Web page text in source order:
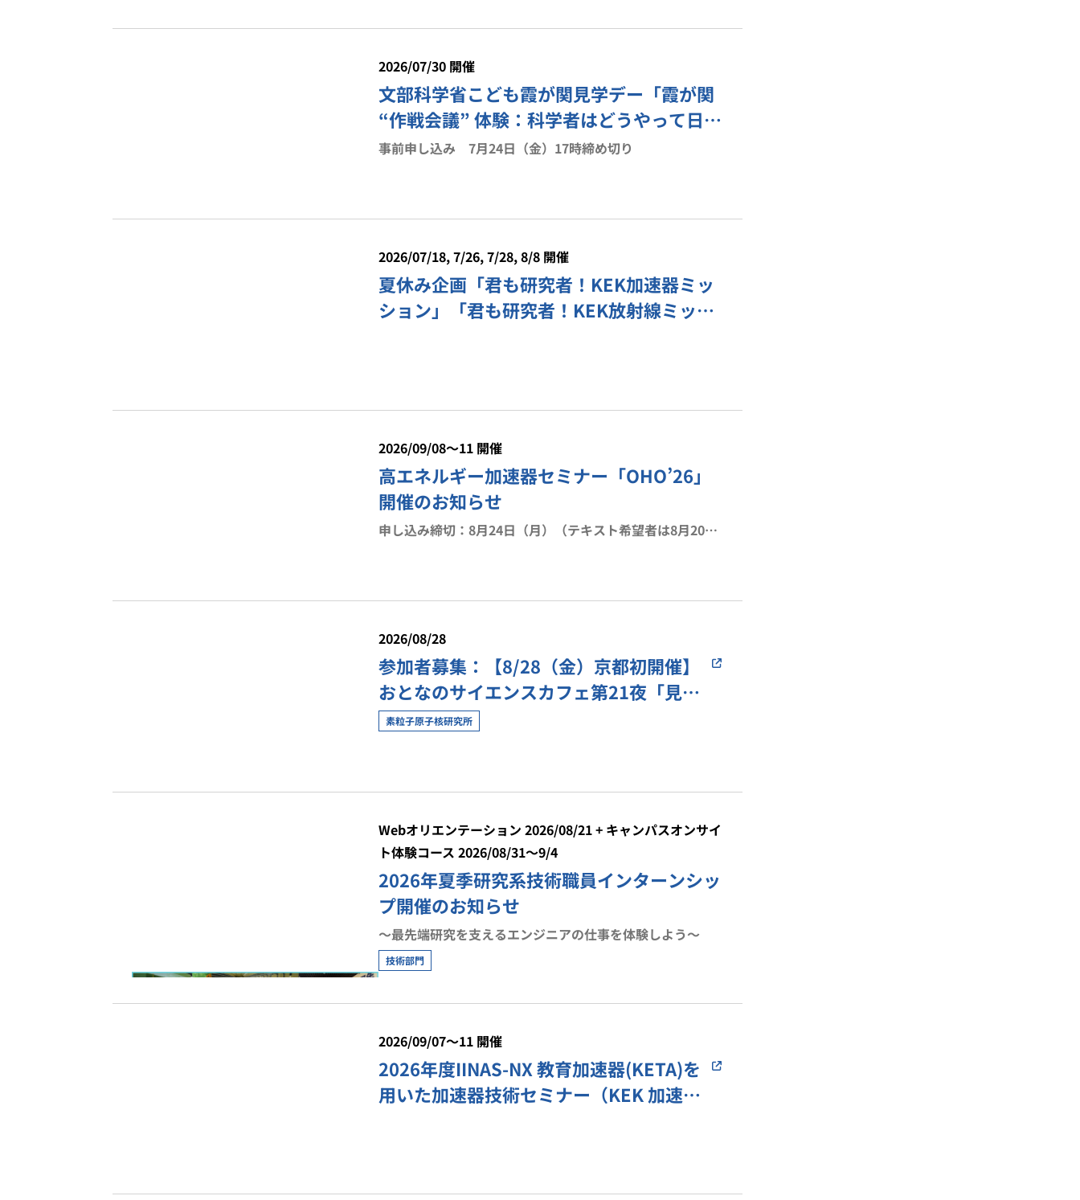
2026/07/30 開催
文部科学省こども霞が関見学デー「霞が関
“作戦会議” 体験：科学者はどうやって日本
を救う？」
事前申し込み 7月24日（金）17時締め切り
2026/07/18, 7/26, 7/28, 8/8 開催
夏休み企画「君も研究者！KEK加速器ミッ
ション」「君も研究者！KEK放射線ミッ
2026/09/08〜11 開催
高エネルギー加速器セミナー「OHO’26」
開催のお知らせ
申し込み締切：8月24日（月）（テキスト希望者は8月20日
2026/08/28
参加者募集：【8/28（金）京都初開催】
おとなのサイエンスカフェ第21夜「見え
ている世界の、その先へ―人はなぜ”未
素粒子原子核研究所
Webオリエンテーション 2026/08/21 + キャンパスオンサイ
ト体験コース 2026/08/31～9/4
2026年夏季研究系技術職員インターンシッ
プ開催のお知らせ
〜最先端研究を支えるエンジニアの仕事を体験しよう〜
技術部門
2026/09/07～11 開催
2026年度IINAS-NX 教育加速器(KETA)を
用いた加速器技術セミナー（KEK 加速器